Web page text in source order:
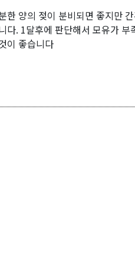
한 양의 젖이 분비되면 좋지만
다. 1달후에 판단해서 모유가 부
이 좋습니다